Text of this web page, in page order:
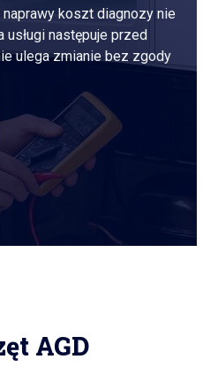
koszt diagnozy nie
usługi następuje przed
ulega zmianie bez zgody
AGD